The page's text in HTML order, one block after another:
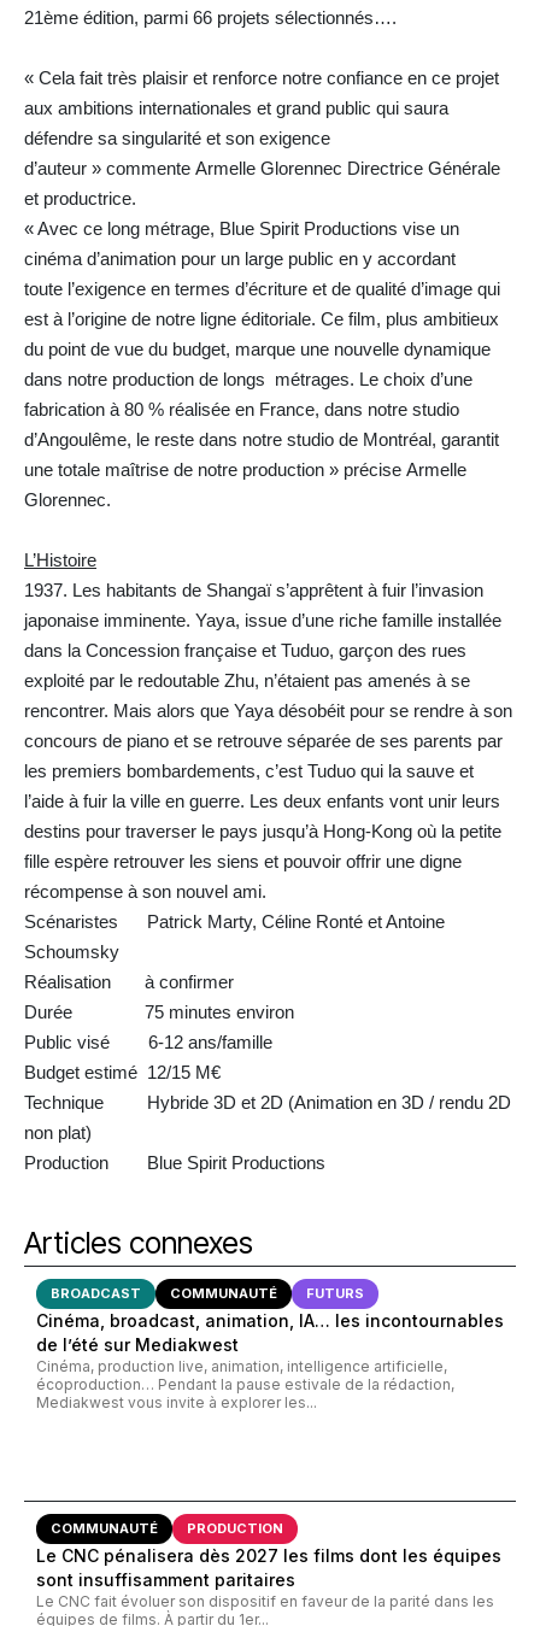
21ème édition, parmi 66 projets sélectionnés….
« Cela fait très plaisir et renforce notre confiance en ce projet
aux ambitions internationales et grand public qui saura
défendre sa singularité et son exigence
d’auteur » commente Armelle Glorennec Directrice Générale
et productrice.
« Avec ce long métrage, Blue Spirit Productions vise un
cinéma d’animation pour un large public en y accordant
toute l’exigence en termes d’écriture et de qualité d’image qui
est à l’origine de notre ligne éditoriale. Ce film, plus ambitieux
du point de vue du budget, marque une nouvelle dynamique
dans notre production de longs métrages. Le choix d’une
fabrication à 80 % réalisée en France, dans notre studio
d’Angoulême, le reste dans notre studio de Montréal, garantit
une totale maîtrise de notre production » précise Armelle
Glorennec.
L’Histoire
1937. Les habitants de Shangaï s’apprêtent à fuir l’invasion
japonaise imminente. Yaya, issue d’une riche famille installée
dans la Concession française et Tuduo, garçon des rues
exploité par le redoutable Zhu, n’étaient pas amenés à se
rencontrer. Mais alors que Yaya désobéit pour se rendre à son
concours de piano et se retrouve séparée de ses parents par
les premiers bombardements, c’est Tuduo qui la sauve et
l’aide à fuir la ville en guerre. Les deux enfants vont unir leurs
destins pour traverser le pays jusqu’à Hong-Kong où la petite
fille espère retrouver les siens et pouvoir offrir une digne
récompense à son nouvel ami.
Scénaristes Patrick Marty, Céline Ronté et Antoine
Schoumsky
Réalisation à confirmer
Durée 75 minutes environ
Public visé 6-12 ans/famille
Budget estimé 12/15 M€
Technique Hybride 3D et 2D (Animation en 3D / rendu 2D
non plat)
Production Blue Spirit Productions
Articles connexes
BROADCAST COMMUNAUTÉ FUTURS
Cinéma, broadcast, animation, IA… les incontournables
de l’été sur Mediakwest
Cinéma, production live, animation, intelligence artificielle,
écoproduction… Pendant la pause estivale de la rédaction,
Mediakwest vous invite à explorer les...
COMMUNAUTÉ PRODUCTION
Le CNC pénalisera dès 2027 les films dont les équipes
sont insuffisamment paritaires
Le CNC fait évoluer son dispositif en faveur de la parité dans les
équipes de films. À partir du 1er...